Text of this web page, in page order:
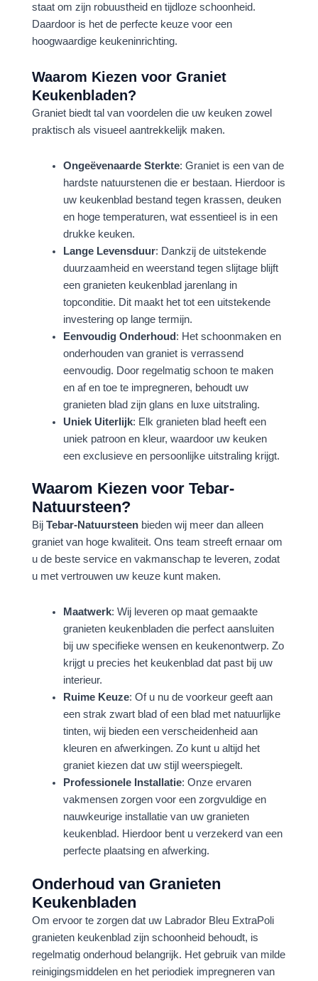
staat om zijn robuustheid en tijdloze schoonheid.
Daardoor is het de perfecte keuze voor een
hoogwaardige keukeninrichting.
Waarom Kiezen voor Graniet
Keukenbladen?
Graniet biedt tal van voordelen die uw keuken zowel
praktisch als visueel aantrekkelijk maken.
Ongeëvenaarde Sterkte: Graniet is een van de
hardste natuurstenen die er bestaan. Hierdoor is
uw keukenblad bestand tegen krassen, deuken
en hoge temperaturen, wat essentieel is in een
drukke keuken.
Lange Levensduur: Dankzij de uitstekende
duurzaamheid en weerstand tegen slijtage blijft
een granieten keukenblad jarenlang in
topconditie. Dit maakt het tot een uitstekende
investering op lange termijn.
Eenvoudig Onderhoud: Het schoonmaken en
onderhouden van graniet is verrassend
eenvoudig. Door regelmatig schoon te maken
en af en toe te impregneren, behoudt uw
granieten blad zijn glans en luxe uitstraling.
Uniek Uiterlijk: Elk granieten blad heeft een
uniek patroon en kleur, waardoor uw keuken
een exclusieve en persoonlijke uitstraling krijgt.
Waarom Kiezen voor Tebar-
Natuursteen?
Bij Tebar-Natuursteen bieden wij meer dan alleen
graniet van hoge kwaliteit. Ons team streeft ernaar om
u de beste service en vakmanschap te leveren, zodat
u met vertrouwen uw keuze kunt maken.
Maatwerk: Wij leveren op maat gemaakte
granieten keukenbladen die perfect aansluiten
bij uw specifieke wensen en keukenontwerp. Zo
krijgt u precies het keukenblad dat past bij uw
interieur.
Ruime Keuze: Of u nu de voorkeur geeft aan
een strak zwart blad of een blad met natuurlijke
tinten, wij bieden een verscheidenheid aan
kleuren en afwerkingen. Zo kunt u altijd het
graniet kiezen dat uw stijl weerspiegelt.
Professionele Installatie: Onze ervaren
vakmensen zorgen voor een zorgvuldige en
nauwkeurige installatie van uw granieten
keukenblad. Hierdoor bent u verzekerd van een
perfecte plaatsing en afwerking.
Onderhoud van Granieten
Keukenbladen
Om ervoor te zorgen dat uw Labrador Bleu ExtraPoli
granieten keukenblad zijn schoonheid behoudt, is
regelmatig onderhoud belangrijk. Het gebruik van milde
reinigingsmiddelen en het periodiek impregneren van